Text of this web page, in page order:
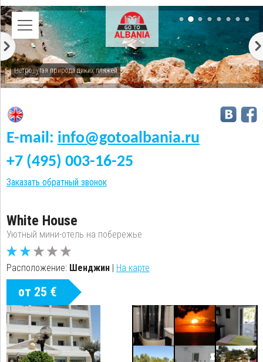
Нетронутая природа диких пляжей
E-mail: info@gotoalbania.ru
+7 (495) 003-16-25
Заказать обратный звонок
White House
Уютный мини-отель на побережье
Расположение: Шенджин | На карте
от 25 €